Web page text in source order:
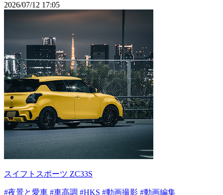
2026/07/12 17:05
スイフトスポーツ ZC33S
#夜景と愛車 #車高調 #HKS #動画撮影 #動画編集